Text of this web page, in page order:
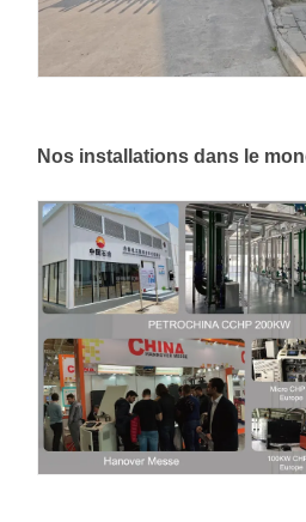
Nos installations dans le